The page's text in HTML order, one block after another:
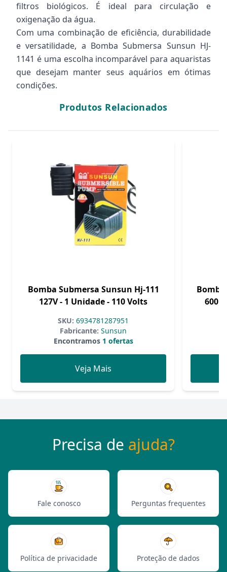
filtros biológicos. É ideal para circulação e
oxigenação da água.
Com uma combinação de eficiência, durabilidade
e versatilidade, a Bomba Submersa Sunsun HJ-
1141 é uma escolha incomparável para aquaristas
que desejam manter seus aquários em ótimas
condições.
Produtos Relacionados
Bomba Submersa Sunsun Hj-111
127V - 1 Unidade - 110 Volts
SKU: 6934781287951
Fabricante: Sunsun
Encontramos1 ofertas
Veja Mais
Precisa de ajuda?
Fale conosco Perguntas frequentes
Política de privacidade Proteção de dados